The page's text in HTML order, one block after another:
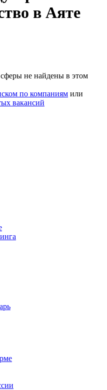
в Аяте
не найдены в этом
по компаниям или
вакансий